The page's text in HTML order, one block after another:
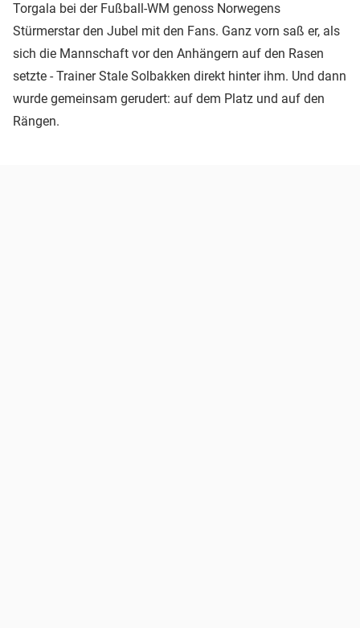
Torgala bei der Fußball-WM genoss Norwegens
Stürmerstar den Jubel mit den Fans. Ganz vorn saß er, als
sich die Mannschaft vor den Anhängern auf den Rasen
setzte - Trainer Stale Solbakken direkt hinter ihm. Und dann
wurde gemeinsam gerudert: auf dem Platz und auf den
Rängen.